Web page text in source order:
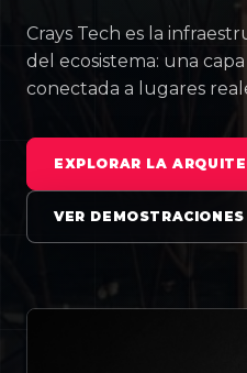
Crays Tech es la
del ecosistema: una
conectada a lugares
EXPLORAR LA
VER